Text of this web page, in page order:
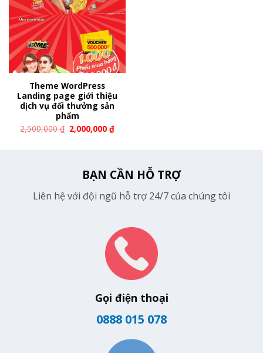
Theme WordPress
Landing page giới thiệu
dịch vụ đổi thưởng sản
phẩm
2,500,000₫ 2,000,000₫
BẠN CẦN HỖ TRỢ
Liên hệ với đội ngũ hỗ trợ 24/7 của chúng tôi
Gọi điện thoại
0888 015 078